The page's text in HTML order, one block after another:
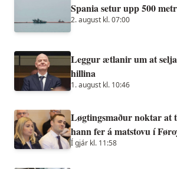
Spania setur upp 500
2. august kl. 07:00
Leggur ætlanir um at
hillina
1. august kl. 10:46
Løgtingsmaður noktar at
hann fer á matstovu í
Í gjár kl. 11:58